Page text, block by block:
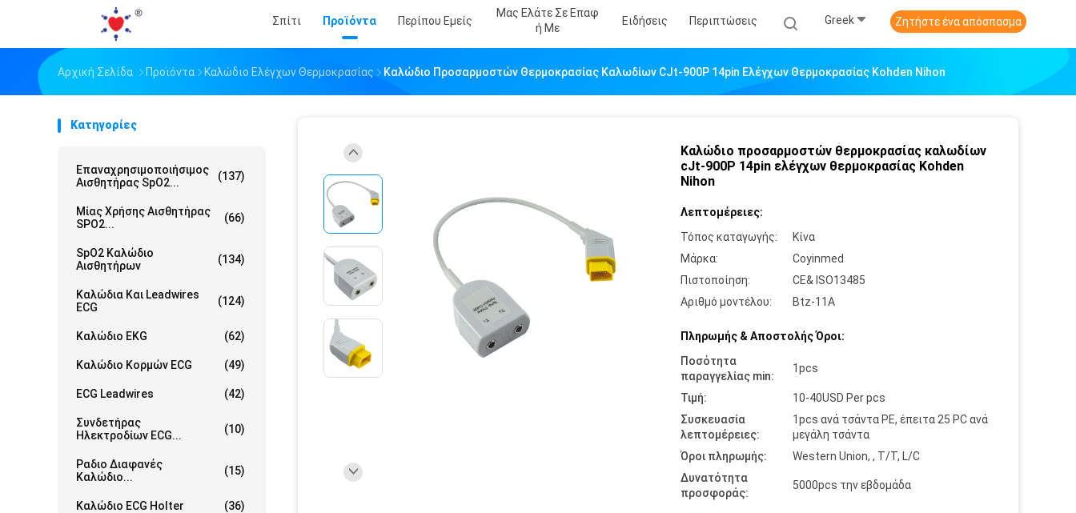
Σπίτι Προϊόντα Περίπου Εμείς
Μας Ελάτε Σε Επαφ
Ή Με
Ειδήσεις Περιπτώσεις Greek Ζητήστε ένα απόσπασμα
Αρχική Σελίδα Προϊόντα Καλώδιο Ελέγχων Θερμοκρασίας Καλώδιο Προσαρμοστών Θερμοκρασίας Καλωδίων CJt-900P 14pin Ελέγχων Θερμοκρασίας Kohden Nihon
Κατηγορίες
Επαναχρησιμοποιήσιμος
Αισθητήρας SpO2...
(137)
Μίας Χρήσης Αισθητήρας
SPO2...
(66)
SpO2 Καλώδιο
Αισθητήρων
(134)
Καλώδια Και Leadwires
ECG
(124)
Καλώδιο EKG (62)
Καλώδιο Κορμών ECG (49)
ECG Leadwires (42)
Συνδετήρας
Ηλεκτροδίων ECG...
(10)
Ραδιο Διαφανές
Καλώδιο...
(15)
Καλώδιο ECG Holter (36)
Καλώδιο προσαρμοστών θερμοκρασίας καλωδίων
cJt-900P 14pin ελέγχων θερμοκρασίας Kohden
Nihon
Λεπτομέρειες:
Τόπος καταγωγής:
Κίνα
Μάρκα:
Coyinmed
Πιστοποίηση:
CE& ISO13485
Αριθμό μοντέλου:
Btz-11A
Πληρωμής & Αποστολής Όροι:
Ποσότητα
παραγγελίας min:
1pcs
Τιμή:
10-40USD Per pcs
Συσκευασία
λεπτομέρειες:
1pcs ανά τσάντα PE, έπειτα 25 PC ανά
μεγάλη τσάντα
Όροι πληρωμής:
Western Union, , T/T, L/C
Δυνατότητα
προσφοράς:
5000pcs την εβδομάδα